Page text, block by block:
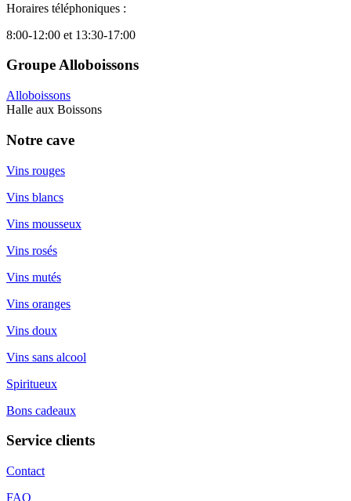
Horaires téléphoniques :
8:00-12:00 et 13:30-17:00
Groupe Alloboissons
Alloboissons
Halle aux Boissons
Notre cave
Vins rouges
Vins blancs
Vins mousseux
Vins rosés
Vins mutés
Vins oranges
Vins doux
Vins sans alcool
Spiritueux
Bons cadeaux
Service clients
Contact
FAQ